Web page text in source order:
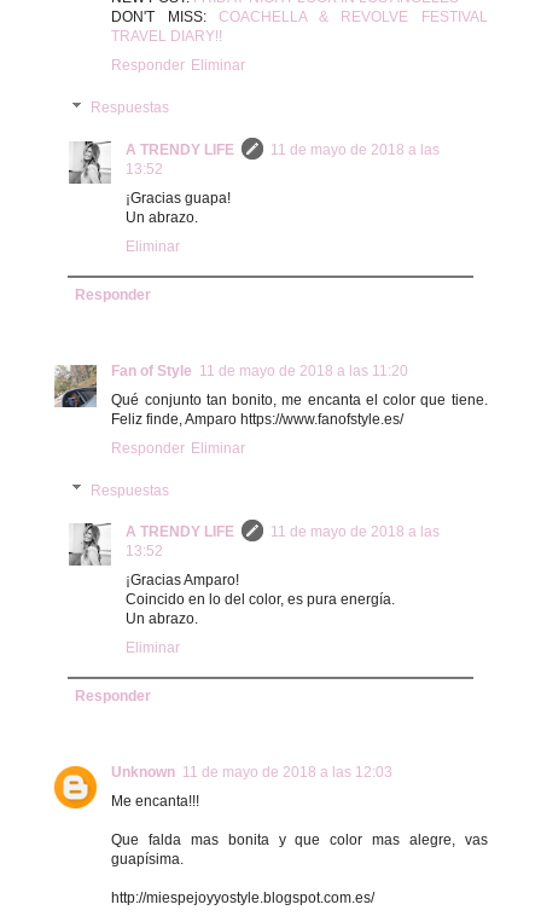
DON'T MISS: COACHELLA & REVOLVE FESTIVAL
TRAVEL DIARY!!
Responder Eliminar
Respuestas
A TRENDY LIFE
11 de mayo de 2018 a las
13:52
¡Gracias guapa!
Un abrazo.
Eliminar
Responder
Fan of Style 11 de mayo de 2018 a las 11:20
Qué conjunto tan bonito, me encanta el color que tiene.
Feliz finde, Amparo https://www.fanofstyle.es/
Responder Eliminar
Respuestas
A TRENDY LIFE
11 de mayo de 2018 a las
13:52
¡Gracias Amparo!
Coincido en lo del color, es pura energía.
Un abrazo.
Eliminar
Responder
Unknown 11 de mayo de 2018 a las 12:03
Me encanta!!!
Que falda mas bonita y que color mas alegre, vas
guapísima.
http://miespejoyyostyle.blogspot.com.es/